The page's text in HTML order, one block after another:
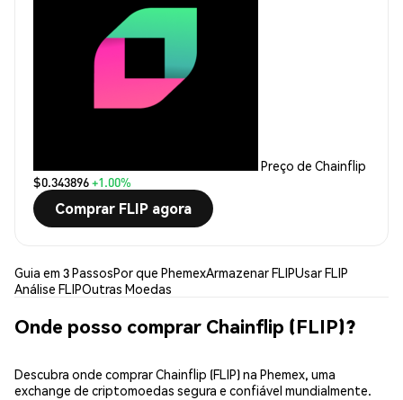
Preço de Chainflip
$0.343896+1.00%
Comprar FLIP agora
Guia em 3 PassosPor que PhemexArmazenar FLIPUsar FLIP
Análise FLIPOutras Moedas
Onde posso comprar Chainflip (FLIP)?
Descubra onde comprar Chainflip (FLIP) na Phemex, uma
exchange de criptomoedas segura e confiável mundialmente.